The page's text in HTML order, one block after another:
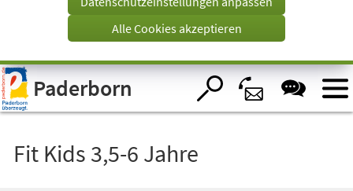
Visuelle
Assistenzsoftware
öffnen.
Alle Cookies akzeptieren
Paderborn
Fit Kids 3,5-6 Jahre